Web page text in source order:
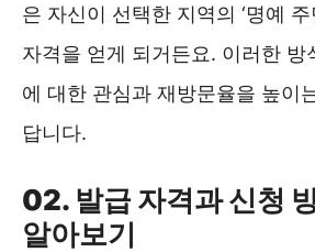
은 자신이 선택한 지역의 ‘명예
자격을 얻게 되거든요. 이러한 방
에 대한 관심과 재방문율을 높이
답니다.
02. 발급 자격과 신청
알아보기